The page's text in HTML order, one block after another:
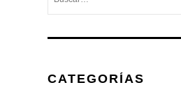
CATEGORÍAS